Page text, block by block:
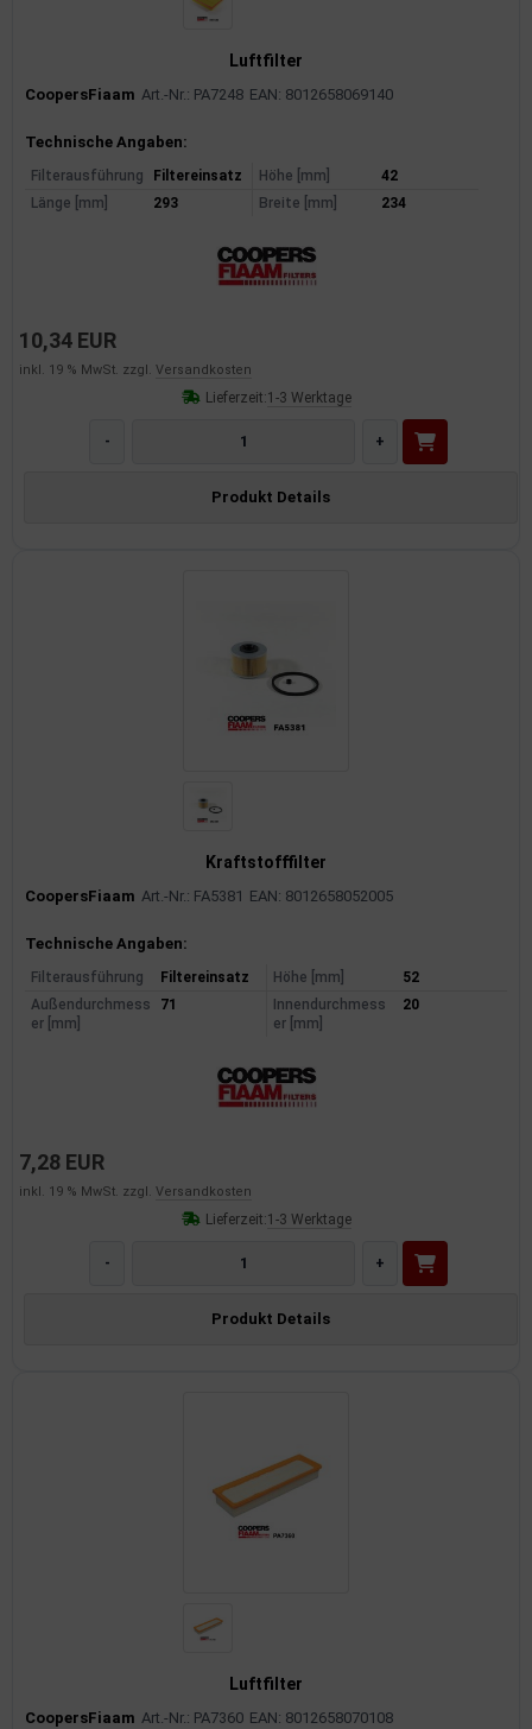
Luftfilter
CoopersFiaam Art.-Nr.: PA7248 EAN: 8012658069140
Produktinformationen
Technische Angaben:
Filterausführung Filtereinsatz Höhe [mm]
42
Länge [mm]
293 Breite [mm] 234
10,34 EUR
inkl. 19 % MwSt. zzgl. Versandkosten
Lieferzeit:1-3 Werktage
- +
Produkt Details
Kraftstofffilter
CoopersFiaam Art.-Nr.: FA5381 EAN: 8012658052005
Produktinformationen
Technische Angaben:
Filterausführung Filtereinsatz Höhe [mm]
52
Außendurchmess
er [mm]
71
Innendurchmess
er [mm]
20
7,28 EUR
inkl. 19 % MwSt. zzgl. Versandkosten
Lieferzeit:1-3 Werktage
- +
Produkt Details
Luftfilter
CoopersFiaam Art.-Nr.: PA7360 EAN: 8012658070108